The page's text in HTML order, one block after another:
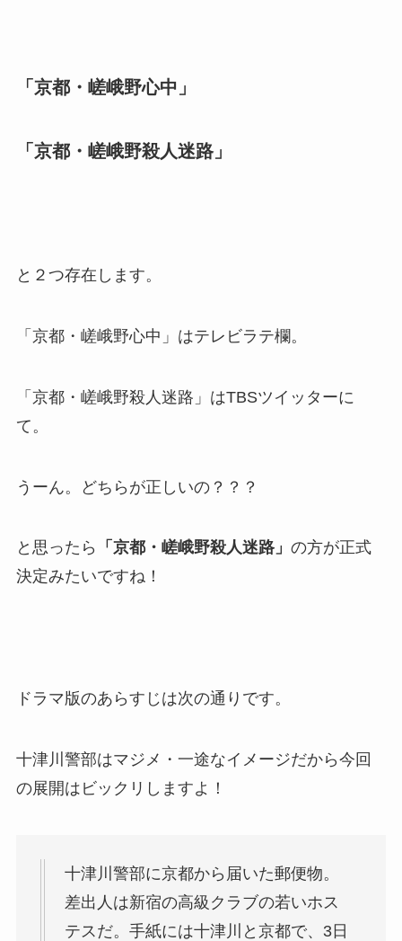
「京都・嵯峨野心中」
「京都・嵯峨野殺人迷路」
と２つ存在します。
「京都・嵯峨野心中」はテレビラテ欄。
「京都・嵯峨野殺人迷路」はTBSツイッターに
て。
うーん。どちらが正しいの？？？
と思ったら 「京都・嵯峨野殺人迷路」 の方が正式
決定みたいですね！
ドラマ版のあらすじは次の通りです。
十津川警部はマジメ・一途なイメージだから今回
の展開はビックリしますよ！
十津川警部に京都から届いた郵便物。
差出人は新宿の高級クラブの若いホス
テスだ。手紙には十津川と京都で、3日